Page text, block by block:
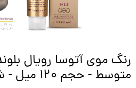
رنگ موی آتوسا رویال
متوسط - حجم ۱۲۰ میل - شماره A6